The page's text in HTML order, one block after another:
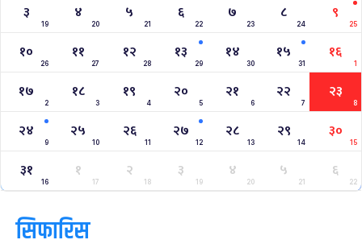
३
19
४
20
५
21
६
22
७
23
८
24
९
25
१०
26
११
27
१२
28
१३
29
१४
30
१५
31
१६
1
१७
2
१८
3
१९
4
२०
5
२१
6
२२
7
२३
8
२४
9
२५
10
२६
11
२७
12
२८
13
२९
14
३०
15
३१
16
१
17
२
18
३
19
४
20
५
21
६
22
सिफारिस